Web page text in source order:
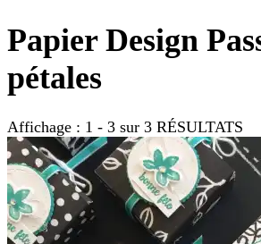
Papier Design
pétales
Affichage : 1 - 3 sur 3 RÉSULTATS